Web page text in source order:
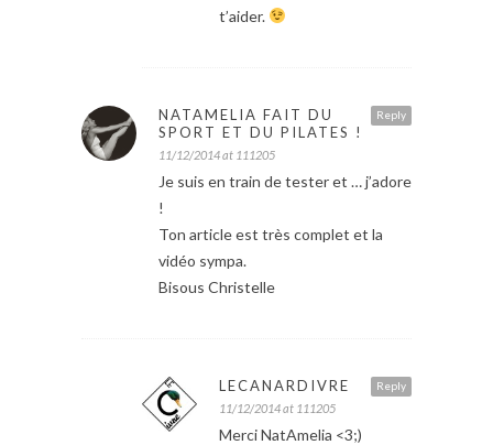
t’aider.
Reply
NATAMELIA FAIT DU
SPORT ET DU PILATES !
11/12/2014 at 111205
Je suis en train de tester et … j’adore
!
Ton article est très complet et la
vidéo sympa.
Bisous Christelle
Reply
LECANARDIVRE
11/12/2014 at 111205
Merci NatAmelia <3;)